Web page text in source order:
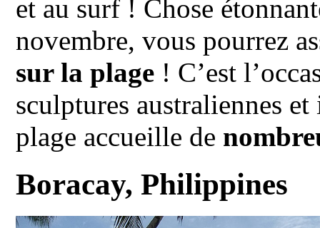
et au surf ! Chose
novembre, vous pourrez
sur la plage ! C’est
sculptures australiennes
plage accueille de
Boracay, Philippines